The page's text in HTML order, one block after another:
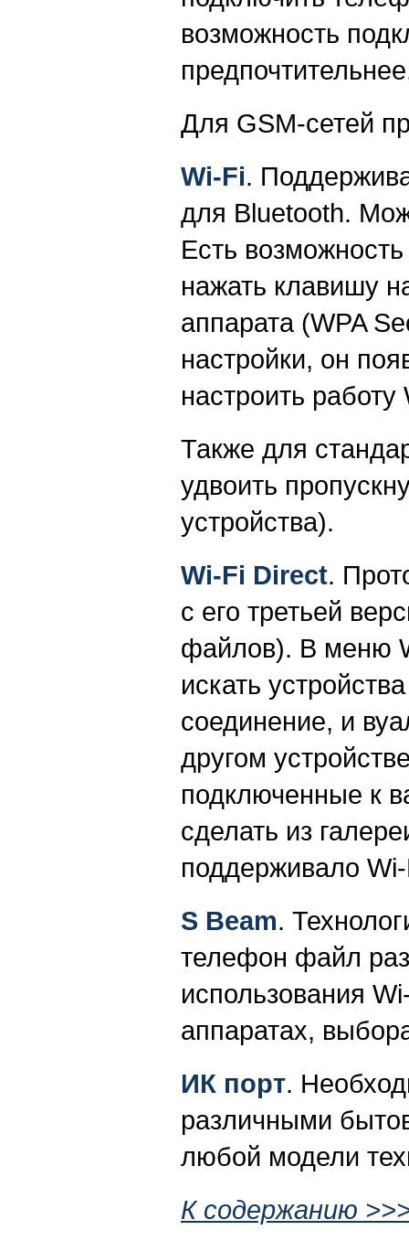
возможность
Для GSM-сетей
Wi-Fi.
для Bluetooth.
Есть
нажать клавишу
аппарата (WPA
настройки, он
настроить
Также для
удвоить
устройства).
Wi-Fi Direct.
с его третьей
файлов). В меню
искать
соединение, и
другом
подключенные к
сделать из
поддерживало
S Beam.
телефон файл
использования
аппаратах,
ИК порт.
различными
любой модели
К содержанию